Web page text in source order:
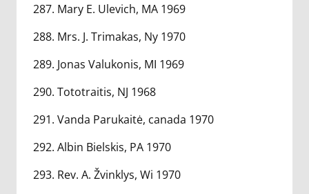
287. Mary E. Ulevich, MA 1969
288. Mrs. J. Trimakas, Ny 1970
289. Jonas Valukonis, MI 1969
290. Tototraitis, NJ 1968
291. Vanda Parukaitė, canada 1970
292. Albin Bielskis, PA 1970
293. Rev. A. Žvinklys, Wi 1970